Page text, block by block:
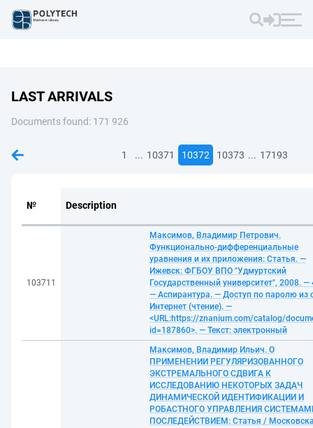
LAST ARRIVALS
Documents found: 171 926
1 ... 10371 10372 10373 ... 17193
№ Description
103711
Максимов, Владимир Петрович.
Функционально-дифференциальные
уравнения и их приложения: Статья. —
Ижевск: ФГБОУ ВПО "Удмуртский
Государственный университет", 2008. —
— Аспирантура. — Доступ по паролю из
Интернет (чтение). —
<URL:https://znanium.com/catalog/
id=187860>. — Текст: электронный
Максимов, Владимир Ильич. О
ПРИМЕНЕНИИ РЕГУЛЯРИЗОВАННОГО
ЭКСТРЕМАЛЬНОГО СДВИГА К
ИССЛЕДОВАНИЮ НЕКОТОРЫХ ЗАДАЧ
ДИНАМИЧЕСКОЙ ИДЕНТИФИКАЦИИ И
РОБАСТНОГО УПРАВЛЕНИЯ
ПОСЛЕДЕЙСТВИЕМ: Статья /